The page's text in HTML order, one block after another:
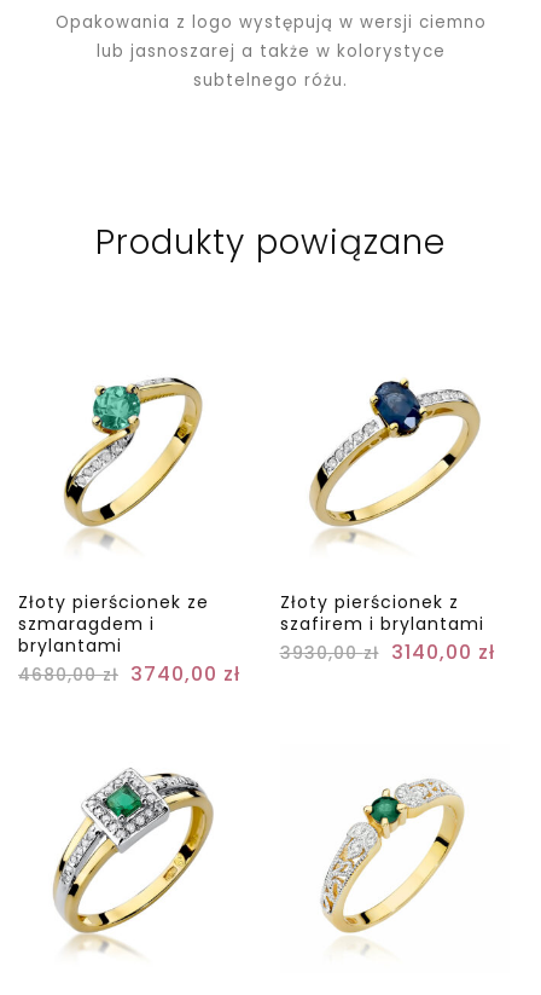
Opakowania z logo występują w wersji ciemno
lub jasnoszarej a także w kolorystyce
subtelnego różu.
Produkty powiązane
Złoty pierścionek ze
szmaragdem i
brylantami
4680,00zł 3740,00 zł
Złoty pierścionek z
szafirem i brylantami
3930,00zł 3140,00 zł